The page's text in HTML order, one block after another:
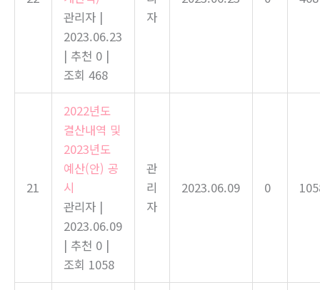
관리자 |
2023.06.23
| 추천 0 |
조회 468
자
21
2022년도
결산내역 및
2023년도
예산(안) 공
시
관리자 |
2023.06.09
| 추천 0 |
조회 1058
관
리
자
2023.06.09 0